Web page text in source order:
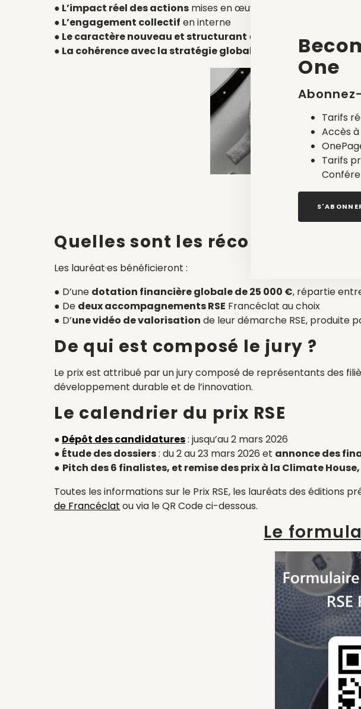
● L’impact réel des actions mises en œuvre
● L’engagement collectif en interne
● Le caractère nouveau et structurant de la démarche
● La cohérence avec la stratégie globale
de l’entreprise
Le
Quelles sont les récompenses ?
Les lauréat·es bénéficieront :
● D’une dotation financière globale de 25 000 €, répartie
● De deux accompagnements RSE Francéclat au choix
● D’une vidéo de valorisation de leur démarche RSE, produite
De qui est composé le jury ?
Le prix est attribué par un jury composé de représentants des
développement durable et de l’innovation.
Le calendrier du prix RSE
● Dépôt des candidatures: jusqu’au 2 mars 2026
● Étude des dossiers: du 2 au 23 mars 2026 et annonce des
● Pitch des 6 finalistes, et remise des prix à la Climate House,
Toutes les informations sur le Prix RSE, les lauréats des
de Francéclat ou via le QR Code ci-dessous.
Le
One
Tarifs
Accès
Tarifs